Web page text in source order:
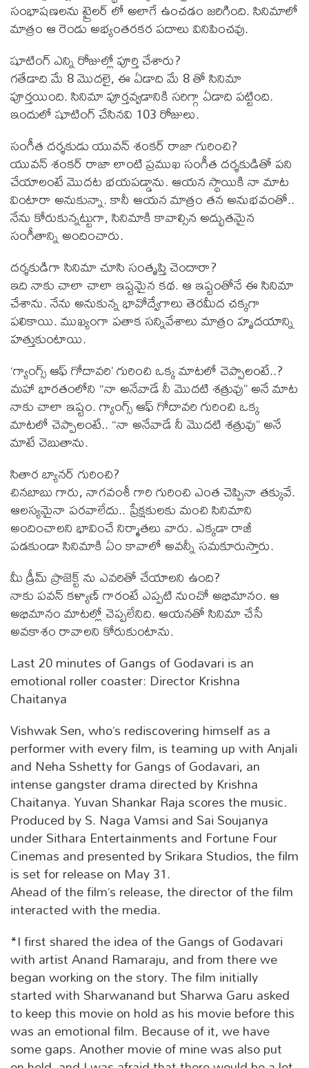
సంభాషణలను ట్రైలర్ లో అలాగే ఉంచడం జరిగింది. సినిమాలో
మాత్రం ఆ రెండు అభ్యంతరకర పదాలు వినిపించవు.
షూటింగ్ ఎన్ని రోజుల్లో పూర్తి చేశారు?
గతేడాది మే 8 మొదలై, ఈ ఏడాది మే 8 తో సినిమా
పూర్తయింది. సినిమా పూర్తవ్వడానికి సరిగ్గా ఏడాది పట్టింది.
ఇందులో షూటింగ్ చేసినవి 103 రోజులు.
సంగీత దర్శకుడు యువన్ శంకర్ రాజా గురించి?
యువన్ శంకర్ రాజా లాంటి ప్రముఖ సంగీత దర్శకుడితో పని
చేయాలంటే మొదట భయపడ్డాను. ఆయన స్థాయికి నా మాట
వింటారా అనుకున్నా. కానీ ఆయన మాత్రం తన అనుభవంతో..
నేను కోరుకున్నట్టుగా, సినిమాకి కావాల్సిన అద్భుతమైన
సంగీతాన్ని అందించారు.
దర్శకుడిగా సినిమా చూసి సంతృప్తి చెందారా?
ఇది నాకు చాలా చాలా ఇష్టమైన కథ. ఆ ఇష్టంతోనే ఈ సినిమా
చేశాను. నేను అనుకున్న భావోద్వేగాలు తెరమీద చక్కగా
పలికాయి. ముఖ్యంగా పతాక సన్నివేశాలు మాత్రం హృదయాన్ని
హత్తుకుంటాయి.
‘గ్యాంగ్స్ ఆఫ్ గోదావరి’ గురించి ఒక్క మాటలో చెప్పాలంటే..?
మహా భారతంలోని “నా అనేవాడే నీ మొదటి శత్రువు” అనే మాట
నాకు చాలా ఇష్టం. గ్యాంగ్స్ ఆఫ్ గోదావరి గురించి ఒక్క
మాటలో చెప్పాలంటే.. “నా అనేవాడే నీ మొదటి శత్రువు” అనే
మాటే చెబుతాను.
సితార బ్యానర్ గురించి?
చినబాబు గారు, నాగవంశీ గారి గురించి ఎంత చెప్పినా తక్కువే.
ఆలస్యమైనా పరవాలేదు.. ప్రేక్షకులకు మంచి సినిమాని
అందించాలని భావించే నిర్మాతలు వారు. ఎక్కడా రాజీ
పడకుండా సినిమాకి ఏం కావాలో అవన్నీ సమకూరుస్తారు.
మీ డ్రీమ్ ప్రాజెక్ట్ ను ఎవరితో చేయాలని ఉంది?
నాకు పవన్ కళ్యాణ్ గారంటే ఎప్పటి నుంచో అభిమానం. ఆ
అభిమానం మాటల్లో చెప్పలేనిది. ఆయనతో సినిమా చేసే
అవకాశం రావాలని కోరుకుంటాను.
Last 20 minutes of Gangs of Godavari is an
emotional roller coaster: Director Krishna
Chaitanya
Vishwak Sen, who’s rediscovering himself as a
performer with every film, is teaming up with Anjali
and Neha Sshetty for Gangs of Godavari, an
intense gangster drama directed by Krishna
Chaitanya. Yuvan Shankar Raja scores the music.
Produced by S. Naga Vamsi and Sai Soujanya
under Sithara Entertainments and Fortune Four
Cinemas and presented by Srikara Studios, the film
is set for release on May 31.
Ahead of the film’s release, the director of the film
interacted with the media.
*I first shared the idea of the Gangs of Godavari
with artist Anand Ramaraju, and from there we
began working on the story. The film initially
started with Sharwanand but Sharwa Garu asked
to keep this movie on hold as his movie before this
was an emotional film. Because of it, we have
some gaps. Another movie of mine was also put